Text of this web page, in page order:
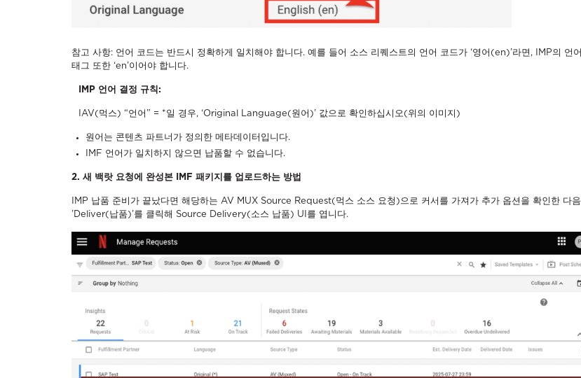
참고 사항: 언어 코드는 반드시 정확하게 일치해야 합니다. 예를 들어 소스 리퀘스트의 언어 코드가 ‘영어(en)’라면, IMP의 언어
태그 또한 ‘en’이어야 합니다.
IMP 언어 결정 규칙:
IAV(먹스) “언어” = *일 경우, ‘Original Language(원어)’ 값으로 확인하십시오(위의 이미지)
원어는 콘텐츠 파트너가 정의한 메타데이터입니다.
IMF 언어가 일치하지 않으면 납품할 수 없습니다.
2. 새 백랏 요청에 완성본 IMF 패키지를 업로드하는 방법
IMP 납품 준비가 끝났다면 해당하는 AV MUX Source Request(먹스 소스 요청)으로 커서를 가져가 추가 옵션을 확인한 다음
’Deliver(납품)’를 클릭해 Source Delivery(소스 납품) UI를 엽니다.